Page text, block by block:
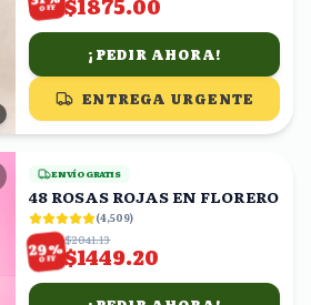
OFF $1875.00
¡PEDIR AHORA!
ENTREGA URGENTE
ENVÍO GRATIS
48 ROSAS ROJAS EN FLORERO
(4,509)
29%
OFF
$2041.13
$1449.20